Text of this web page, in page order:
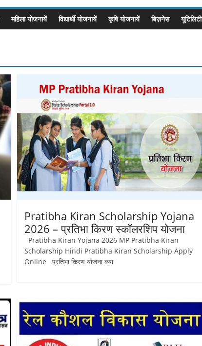
महिला योजनायें विद्यार्थी योजनायें कृषि योजनायें बिज़नेस यूटिलिटी
Pratibha Kiran Scholarship Yojana
2026 – प्रतिभा किरण स्कॉलरशिप योजना
Pratibha Kiran Yojana 2026 MP Pratibha Kiran
Scholarship Hindi Pratibha Kiran Scholarship Apply
Online प्रतिभा किरण योजना क्या